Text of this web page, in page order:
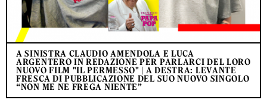
A SINISTRA CLAUDIO AMENDOLA E LUCA
ARGENTERO IN REDAZIONE PER PARLARCI DEL LORO
NUOVO FILM "IL PERMESSO" | A DESTRA: LEVANTE
FRESCA DI PUBBLICAZIONE DEL SUO NUOVO SINGOLO
“NON ME NE FREGA NIENTE”